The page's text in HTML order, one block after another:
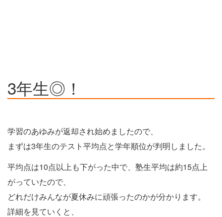
3年生◎！
学習のあゆみが返却され始めましたので、
まずは3年生のテスト平均点と学年順位が判明しました。
平均点は10点以上も下がった中で、塾生平均は約15点上
がっていたので、
どれだけみんなが夏休みに頑張ったのかが分かります。
詳細を見ていくと、